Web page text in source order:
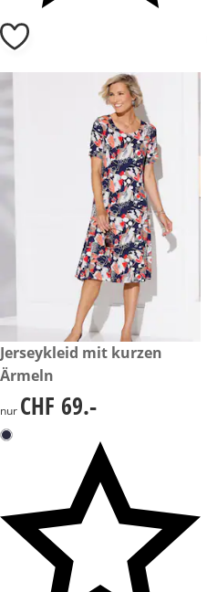
CHF 69.-
Jerseykleid mit kurzen
Ärmeln
CHF 69.-
nur CHF 69.-